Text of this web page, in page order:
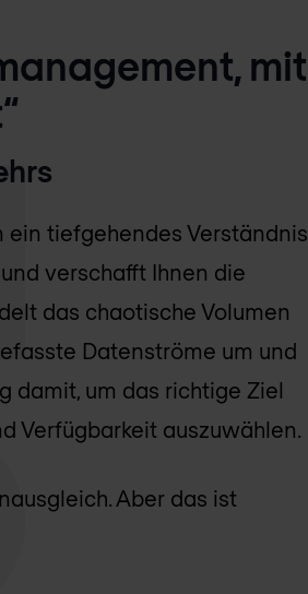
mit
ein tiefgehendes Verständnis
verschafft Ihnen die
das chaotische Volumen
Datenströme um und
damit, um das richtige Ziel
Verfügbarkeit auszuwählen.
Aber das ist